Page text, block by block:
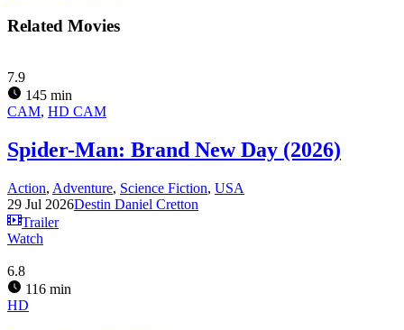
Related Movies
7.9
145 min
CAM, HD CAM
Spider-Man: Brand New Day (2026)
Action, Adventure, Science Fiction, USA
29 Jul 2026Destin Daniel Cretton
Trailer
Watch
6.8
116 min
HD